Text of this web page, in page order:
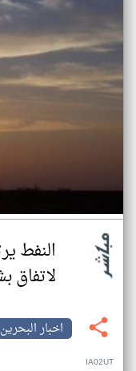
النفط
لاتفاق
اخبار البحرين
IA02UT